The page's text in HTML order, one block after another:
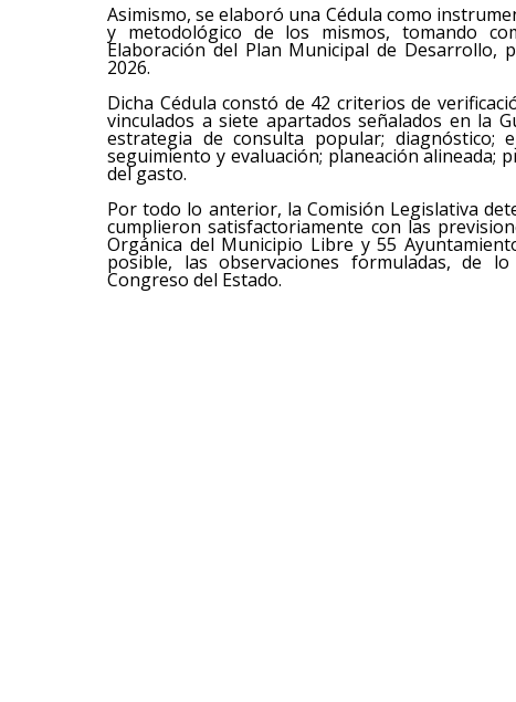
Asimismo, se elaboró una Cédula como
y metodológico de los mismos, tomando
Elaboración del Plan Municipal de Desarrollo,
2026.
Dicha Cédula constó de 42 criterios de
vinculados a siete apartados señalados en la
estrategia de consulta popular; diagnóstico;
seguimiento y evaluación; planeación alineada;
del gasto.
Por todo lo anterior, la Comisión Legislativa
cumplieron satisfactoriamente con las
Orgánica del Municipio Libre y 55
posible, las observaciones formuladas, de
Congreso del Estado.